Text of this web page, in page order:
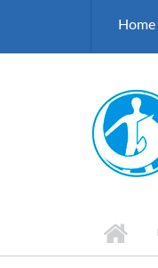
Home